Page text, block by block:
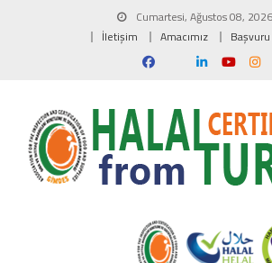
Cumartesi, Ağustos 08, 2026
İletişim
Amacımız